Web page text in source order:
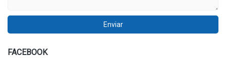
FACEBOOK